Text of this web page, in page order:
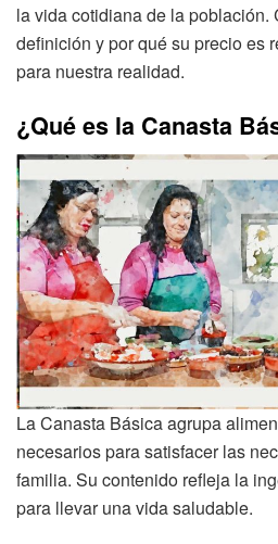
la vida cotidiana de la población.
definición y por qué su precio es
para nuestra realidad.
¿Qué es la Canasta
La Canasta Básica agrupa
necesarios para satisfacer las
familia. Su contenido refleja la
para llevar una vida saludable.